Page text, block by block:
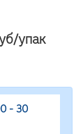
упак
- 30